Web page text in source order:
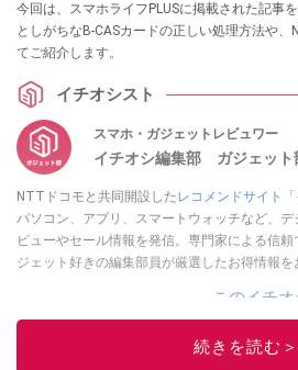
今回は、スマホライフPLUSに掲載された記事
としがちなB-CASカードの正しい処理方法や
てご紹介します。
イチオシスト
スマホ・ガジェットレビュワー
イチオシ編集部 ガジェット
NTTドコモと共同開設した レコメンドサイト「
パソコン、アプリ、スマートウォッチなど、
ビューやセール情報を発信。専門家による信
ジェット好きの編集部員が厳選したお得情報を
このイチ
続きを読む＞